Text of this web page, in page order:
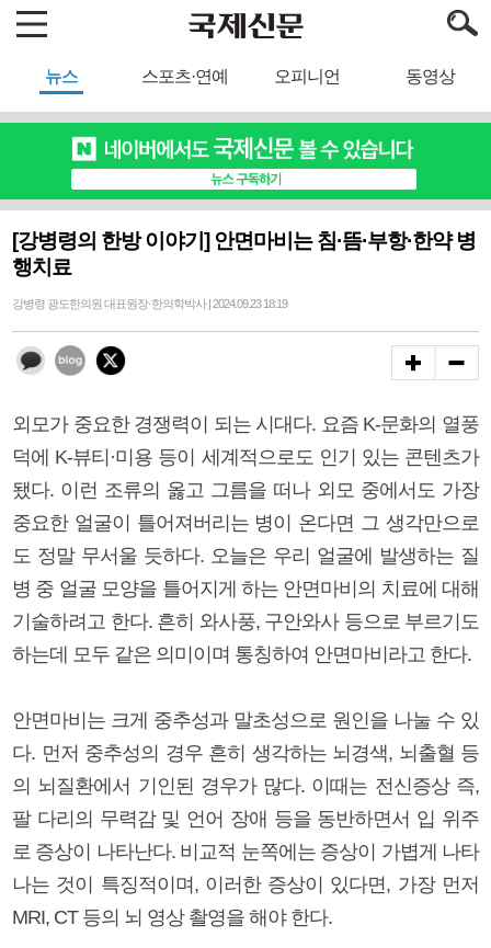
뉴스 스포츠·연예 오피니언 동영상
[강병령의 한방 이야기] 안면마비는 침·뜸·부항·한약 병
행치료
강병령 광도한의원 대표원장·한의학박사 | 2024.09.23 18:19
외모가 중요한 경쟁력이 되는 시대다. 요즘 K-문화의 열풍
덕에 K-뷰티·미용 등이 세계적으로도 인기 있는 콘텐츠가
됐다. 이런 조류의 옳고 그름을 떠나 외모 중에서도 가장
중요한 얼굴이 틀어져버리는 병이 온다면 그 생각만으로
도 정말 무서울 듯하다. 오늘은 우리 얼굴에 발생하는 질
병 중 얼굴 모양을 틀어지게 하는 안면마비의 치료에 대해
기술하려고 한다. 흔히 와사풍, 구안와사 등으로 부르기도
하는데 모두 같은 의미이며 통칭하여 안면마비라고 한다.
안면마비는 크게 중추성과 말초성으로 원인을 나눌 수 있
다. 먼저 중추성의 경우 흔히 생각하는 뇌경색, 뇌출혈 등
의 뇌질환에서 기인된 경우가 많다. 이때는 전신증상 즉,
팔 다리의 무력감 및 언어 장애 등을 동반하면서 입 위주
로 증상이 나타난다. 비교적 눈쪽에는 증상이 가볍게 나타
나는 것이 특징적이며, 이러한 증상이 있다면, 가장 먼저
MRI, CT 등의 뇌 영상 촬영을 해야 한다.